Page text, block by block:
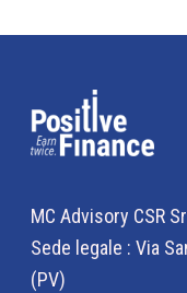
MC Advisory CSR
Sede legale : Via
(PV)